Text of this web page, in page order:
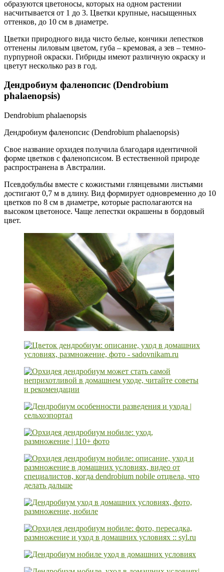
образуются цветоносы, которых на одном растении
насчитывается от 1 до 3. Цветки крупные, насыщенных
оттенков, до 10 см в диаметре.
Цветки природного вида чисто белые, кончики лепестков
оттенены лиловым цветом, губа – кремовая, а зев – темно-
пурпурной окраски. Гибриды имеют различную окраску и
цветут несколько раз в год.
Дендробиум фаленопсис (Dendrobium
phalaenopsis)
Dendrobium phalaenopsis
Дендробиум фаленопсис (Dendrobium phalaenopsis)
Свое название орхидея получила благодаря идентичной
форме цветков с фаленопсисом. В естественной природе
распространена в Австралии.
Псевдобульбы вместе с кожистыми глянцевыми листьями
достигают 0,7 м в длину. Вид формирует одновременно до 10
цветков по 8 см в диаметре, которые располагаются на
высоком цветоносе. Чаще лепестки окрашены в бордовый
цвет.